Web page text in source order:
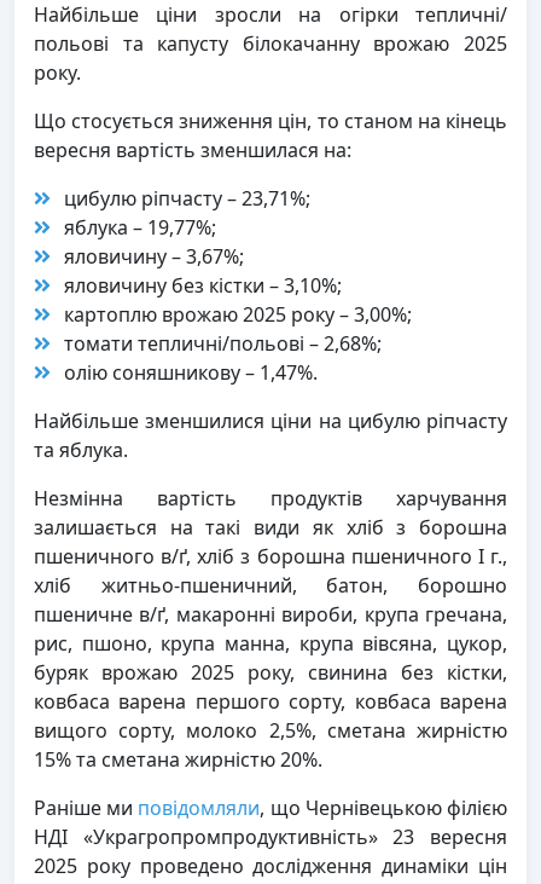
Найбільше ціни зросли на огірки тепличні/
польові та капусту білокачанну врожаю 2025
року.
Що стосується зниження цін, то станом на кінець
вересня вартість зменшилася на:
цибулю ріпчасту – 23,71%;
яблука – 19,77%;
яловичину – 3,67%;
яловичину без кістки – 3,10%;
картоплю врожаю 2025 року – 3,00%;
томати тепличні/польові – 2,68%;
олію соняшникову – 1,47%.
Найбільше зменшилися ціни на цибулю ріпчасту
та яблука.
Незмінна вартість продуктів харчування
залишається на такі види як хліб з борошна
пшеничного в/ґ, хліб з борошна пшеничного I г.,
хліб житньо-пшеничний, батон, борошно
пшеничне в/ґ, макаронні вироби, крупа гречана,
рис, пшоно, крупа манна, крупа вівсяна, цукор,
буряк врожаю 2025 року, свинина без кістки,
ковбаса варена першого сорту, ковбаса варена
вищого сорту, молоко 2,5%, сметана жирністю
15% та сметана жирністю 20%.
Раніше ми повідомляли, що Чернівецькою філією
НДІ «Украгропромпродуктивність» 23 вересня
2025 року проведено дослідження динаміки цін